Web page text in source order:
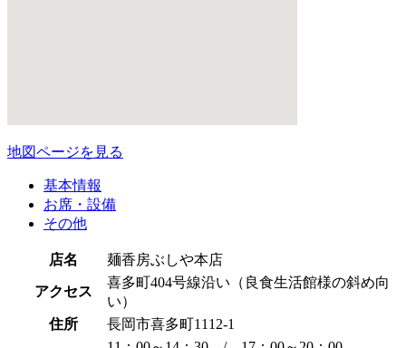
地図ページを見る
基本情報
お席・設備
その他
店名 麺香房ぶしや本店
アクセス
喜多町404号線沿い（良食生活館様の斜め向
い）
住所
長岡市喜多町1112-1